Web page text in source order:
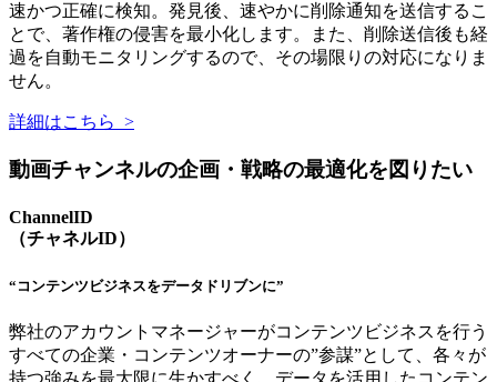
速かつ正確に検知。発見後、速やかに削除通知を送信するこ
とで、著作権の侵害を最小化します。また、削除送信後も経
過を自動モニタリングするので、その場限りの対応になりま
せん。
詳細はこちら >
動画チャンネルの企画・戦略の最適化を図りたい
ChannelID
（チャネルID）
“コンテンツビジネスをデータドリブンに”
弊社のアカウントマネージャーがコンテンツビジネスを行う
すべての企業・コンテンツオーナーの”参謀”として、各々が
持つ強みを最大限に生かすべく、データを活用したコンテン